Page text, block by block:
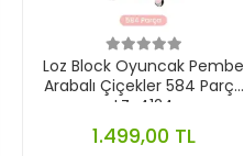
Loz Block Oyuncak Pembe
Arabalı Çiçekler 584 Parça
LZ-4124
1.499,00 TL